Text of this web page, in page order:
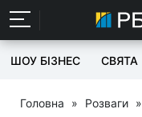
ШОУ БІЗНЕС СВЯТА
Головна » Розваги »